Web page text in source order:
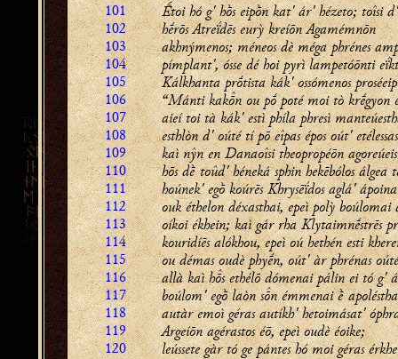
101 Ḗtoi hó g' hṑs eipṑn kat' ár' hézeto; toîsi
102 hḗrōs Atreḯdēs eurỳ kreíōn Agamémnōn
103 akhnýmenos; méneos dè méga phrénes
104 pímplant', ósse dé hoi pyrì lampetóōnti
105 Kálkhanta prṓtista kák' ossómenos
106 “Mánti kakn ou pṓ poté moi tò krḗgyon
107 aieí toi tà kák' estì phíla phresì
108 esthlòn d' oúté tí pō eîpas épos oút'
109 kaì nŷn en Danaoîsi theopropéōn agoreúeis
110 hōs dḕ toûd' héneká sphin hekēbólos álgea
111 hoúnek' egṑ koúrēs Khrysēḯdos aglá' ápoina
112 ouk éthelon déxasthai, epeì polỳ boúlomai
113 oíkoi ékhein; kaì gár rha Klytaimnḗstrēs
114 kouridíēs alókhou, epeì oú hethén esti
115 ou démas oudè phyḗn, oút' àr phrénas
116 allà kaì hs ethélō dómenai pálin ei tó g'
117 boúlom' egṑ laòn sn émmenai ḕ
118 autàr emoì géras autíkh' hetoimásat'
119 Argeíōn agérastos éō, epeì oudè éoike;
120 leússete gàr tó ge pántes hó moi géras